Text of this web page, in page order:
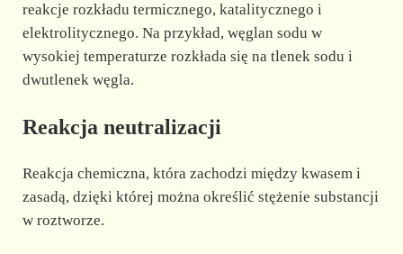
reakcje rozkładu termicznego, katalitycznego i
elektrolitycznego. Na przykład, węglan sodu w
wysokiej temperaturze rozkłada się na tlenek sodu i
dwutlenek węgla.
Reakcja neutralizacji
Reakcja chemiczna, która zachodzi między kwasem i
zasadą, dzięki której można określić stężenie substancji
w roztworze.